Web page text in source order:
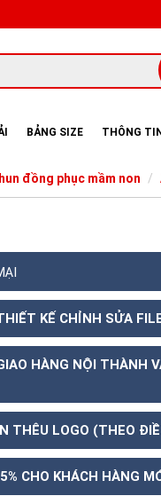
BẢNG SIZE THÔNG
đồng phục mầm non
KẾ CHỈNH SỬA
HÀNG NỘI THÀNH
THÊU LOGO (THEO
CHO KHÁCH HÀNG